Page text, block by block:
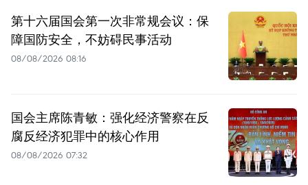
第十六届国会第一次非常规会议：保
障国防安全，不妨碍民事活动
08/08/2026 08:16
国会主席陈青敏：强化经济警察在反
腐反经济犯罪中的核心作用
08/08/2026 07:32